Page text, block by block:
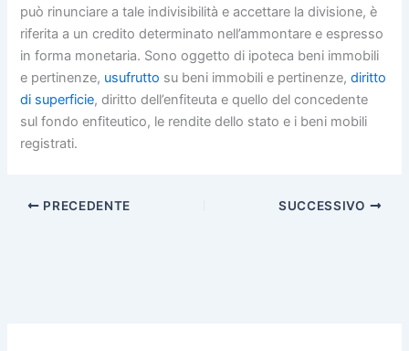
può rinunciare a tale indivisibilità e accettare la divisione, è
riferita a un credito determinato nell’ammontare e espresso
in forma monetaria. Sono oggetto di ipoteca beni immobili
e pertinenze, usufrutto su beni immobili e pertinenze,diritto
di superficie, diritto dell’enfiteuta e quello del concedente
sul fondo enfiteutico, le rendite dello stato e i beni mobili
registrati.
PRECEDENTE SUCCESSIVO